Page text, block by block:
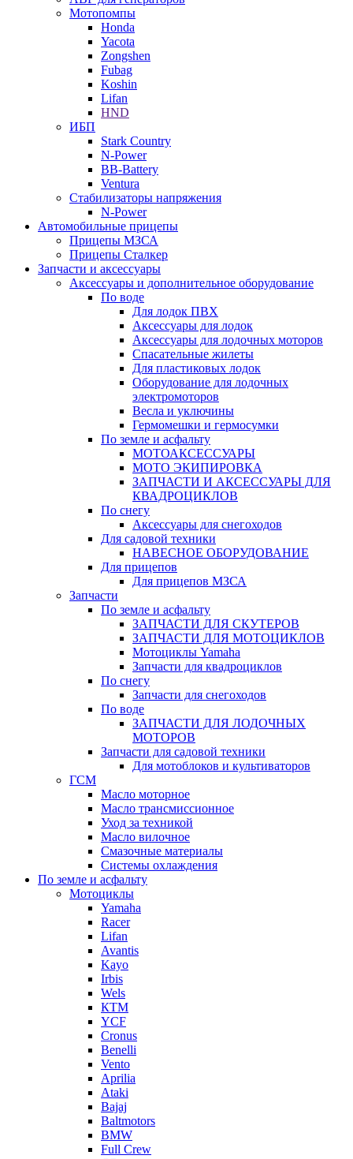
Мотопомпы
Honda
Yacota
Zongshen
Fubag
Koshin
Lifan
HND
ИБП
Stark Country
N-Power
BB-Battery
Ventura
Стабилизаторы напряжения
N-Power
Автомобильные прицепы
Прицепы МЗСА
Прицепы Сталкер
Запчасти и аксессуары
Аксессуары и дополнительное оборудование
По воде
Для лодок ПВХ
Аксессуары для лодок
Аксессуары для лодочных моторов
Спасательные жилеты
Для пластиковых лодок
Оборудование для лодочных
электромоторов
Весла и уключины
Гермомешки и гермосумки
По земле и асфальту
МОТОАКСЕССУАРЫ
МОТО ЭКИПИРОВКА
ЗАПЧАСТИ И АКСЕССУАРЫ ДЛЯ
КВАДРОЦИКЛОВ
По снегу
Аксессуары для снегоходов
Для садовой техники
НАВЕСНОЕ ОБОРУДОВАНИЕ
Для прицепов
Для прицепов МЗСА
Запчасти
По земле и асфальту
ЗАПЧАСТИ ДЛЯ СКУТЕРОВ
ЗАПЧАСТИ ДЛЯ МОТОЦИКЛОВ
Мотоциклы Yamaha
Запчасти для квадроциклов
По снегу
Запчасти для снегоходов
По воде
ЗАПЧАСТИ ДЛЯ ЛОДОЧНЫХ
МОТОРОВ
Запчасти для садовой техники
Для мотоблоков и культиваторов
ГСМ
Масло моторное
Масло трансмиссионное
Уход за техникой
Масло вилочное
Смазочные материалы
Системы охлаждения
По земле и асфальту
Мотоциклы
Yamaha
Racer
Lifan
Avantis
Kayo
Irbis
Wels
КТМ
YCF
Cronus
Benelli
Vento
Aprilia
Ataki
Bajaj
Baltmotors
BMW
Full Crew